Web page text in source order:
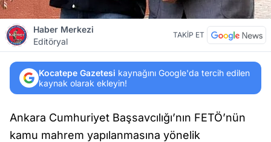
Haber Merkezi
Editöryal
TAKİP ET
Kocatepe Gazetesi kaynağını Google'da tercih edilen
kaynak olarak ekleyin!
Ankara Cumhuriyet Başsavcılığı’nın FETÖ’nün
kamu mahrem yapılanmasına yönelik